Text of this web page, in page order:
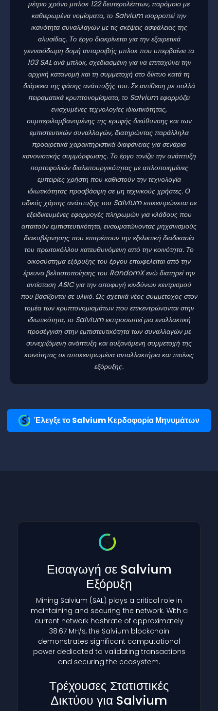
μέτριο χρόνο μπλοκ 122 δευτερολέπτων, παρόμοιο με
καθιερωμένα νομίσματα, το Salvium ισορροπεί την
ικανότητα συναλλαγών με τις σκέψεις ασφάλειας της
αλυσίδας. Το έργο διακρίνεται για την εξαιρετικά
γενναιόδωρη δομή ανταμοιβής μπλοκ που υπερβαίνει τα
103 SAL ανά μπλοκ, σχεδιασμένη για να επιταχύνει την
αρχική κατανομή και τη συμμετοχή στο δίκτυο κατά τη
διάρκεια της φάσης ανάπτυξής του. Σε αντίθεση με πολλά
πειραματικά κρυπτονομίσματα, το Salvium εφαρμόζει
ενισχυμένες τεχνολογίες ιδιωτικότητας,
συμπεριλαμβανομένης της κρυφής διεύθυνσης και των
εμπιστευτικών συναλλαγών, διατηρώντας παράλληλα
προαιρετικά χαρακτηριστικά διαφάνειας για σενάρια
κανονιστικής συμμόρφωσης. Το έργο τονίζει την ανάπτυξη
πορτοφολιών διαλειτουργικότητας με απλοποιημένες
εμπειρίες χρήστη που καθιστούν την τεχνολογία
ιδιωτικότητας προσβάσιμη σε μη τεχνικούς χρήστες. Ο
οδικός χάρτης ανάπτυξης του Salvium επικεντρώνεται σε
εξειδικευμένες εφαρμογές πληρωμών για κλάδους που
απαιτούν εμπιστευτικότητα, ενσωματώνοντας μηχανισμούς
διακυβέρνησης που επιτρέπουν την εξελικτική διαδικασία
του πρωτοκόλλου κατευθυνόμενη από την κοινότητα. Το
οικοσύστημα εξόρυξης του έργου επωφελείται από την
έρευνα βελτιστοποίησης του RandomX ενώ διατηρεί την
αντίσταση ASIC για την αποφυγή κινδύνων κεντρισμού
που βασίζονται σε υλικό. Ως σχετικά νέος συμμετοχος στον
τομέα των κρυπτονομισμάτων που επικεντρώνονται στην
ιδιωτικότητα, το Salvium εκπροσωπεί μια εναλλακτική
προσέγγιση στην εμπιστευτικότητα των συναλλαγών με
συνεχιζόμενη ανάπτυξη και αυξανόμενη συμμετοχή της
κοινότητας σε αποκεντρωμένα ανταλλακτήρια και πισίνες
εξόρυξης.
Έλεγξε το Salvium Κερδοφορία Μηνυμάτων
Εισαγωγή σε Salvium
Εξόρυξη
Mining Salvium (SAL) plays a critical role in
maintaining and securing the network. With a
current network hashrate of approximately
38.67 MH/s, the Salvium blockchain
demonstrates significant computational
power dedicated to validating transactions
and securing the ecosystem.
Τρέχουσες Στατιστικές
Δικτύου για Salvium